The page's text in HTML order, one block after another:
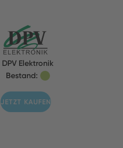
DPV Elektronik
Bestand:
JETZT KAUFEN